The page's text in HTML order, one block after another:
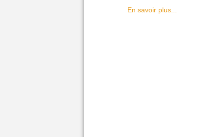
En savoir plus...